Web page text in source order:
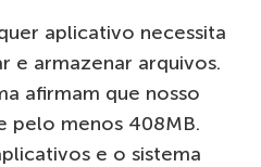
aplicativo necessita
e armazenar arquivos.
afirmam que nosso
pelo menos 408MB.
e o sistema